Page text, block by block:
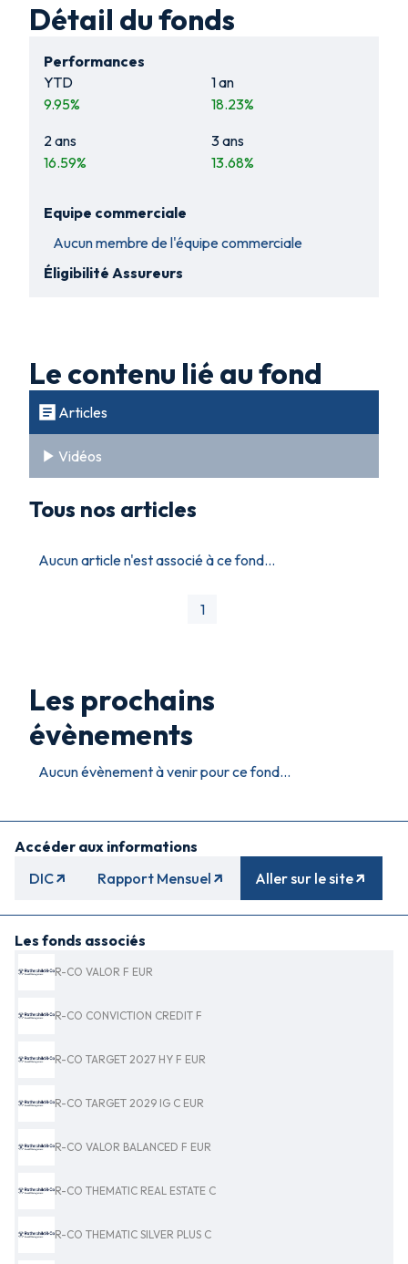
Détail du fonds
Performances
YTD
9.95%
1 an
18.23%
2 ans
16.59%
3 ans
13.68%
Equipe commerciale
Aucun membre de l'équipe commerciale
Éligibilité Assureurs
Le contenu lié au fond
Articles
Vidéos
Tous nos articles
Aucun article n'est associé à ce fond...
1
Les prochains
évènements
Aucun évènement à venir pour ce fond...
Accéder aux informations
DIC
Rapport Mensuel Aller sur le site
Les fonds associés
R-CO VALOR F EUR
R-CO CONVICTION CREDIT F
R-CO TARGET 2027 HY F EUR
R-CO TARGET 2029 IG C EUR
R-CO VALOR BALANCED F EUR
R-CO THEMATIC REAL ESTATE C
R-CO THEMATIC SILVER PLUS C